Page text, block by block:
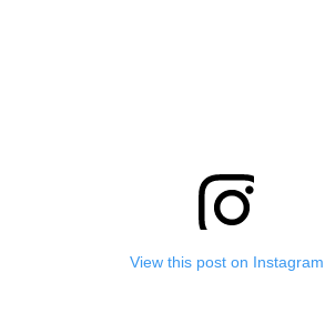
View this post on Instagram